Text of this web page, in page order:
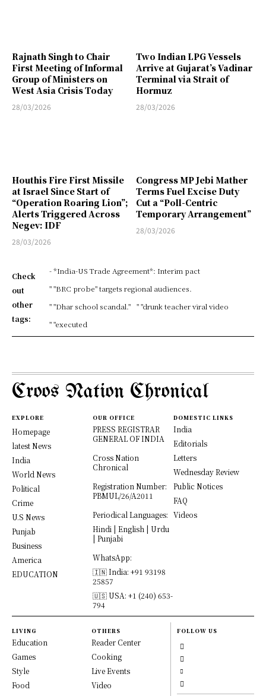
Rajnath Singh to Chair
First Meeting of Informal
Group of Ministers on
West Asia Crisis Today
28/03/2026
Two Indian LPG Vessels
Arrive at Gujarat’s Vadinar
Terminal via Strait of
Hormuz
28/03/2026
Houthis Fire First Missile
at Israel Since Start of
“Operation Roaring Lion”;
Alerts Triggered Across
Negev: IDF
28/03/2026
Congress MP Jebi Mather
Terms Fuel Excise Duty
Cut a “Poll-Centric
Temporary Arrangement”
28/03/2026
Check
out
other
tags:
- *India-US Trade Agreement*: Interim pact
" "BRC probe" targets regional audiences.
" "Dhar school scandal." " "drunk teacher viral video
" "executed
Croos Nation Chronical
EXPLORE
Homepage
latest News
India
World News
Political
Crime
U.S News
Punjab
Business
America
EDUCATION
OUR OFFICE
PRESS REGISTRAR
GENERAL OF INDIA
Cross Nation
Chronical
Registration Number:
PBMUL/26/A2011
Periodical Languages:
Hindi | English | Urdu
| Punjabi
WhatsApp:
🇮🇳 India: +91 93198
25857
🇺🇸 USA: +1 (240) 653-
794
DOMESTIC LINKS
India
Editorials
Letters
Wednesday Review
Public Notices
FAQ
Videos
LIVING
Education
Games
Style
Food
OTHERS
Reader Center
Cooking
Live Events
Video
FOLLOW US